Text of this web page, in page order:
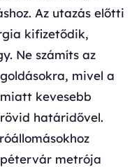
Az utazás előtti
kifizetődik,
Ne számíts az
mivel a
kevesebb
határidővel.
metrója